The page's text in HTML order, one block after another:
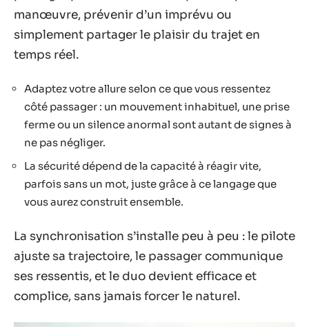
manœuvre, prévenir d’un imprévu ou
simplement partager le plaisir du trajet en
temps réel.
Adaptez votre allure selon ce que vous ressentez
côté passager : un mouvement inhabituel, une prise
ferme ou un silence anormal sont autant de signes à
ne pas négliger.
La sécurité dépend de la capacité à réagir vite,
parfois sans un mot, juste grâce à ce langage que
vous aurez construit ensemble.
La synchronisation s’installe peu à peu : le pilote
ajuste sa trajectoire, le passager communique
ses ressentis, et le duo devient efficace et
complice, sans jamais forcer le naturel.